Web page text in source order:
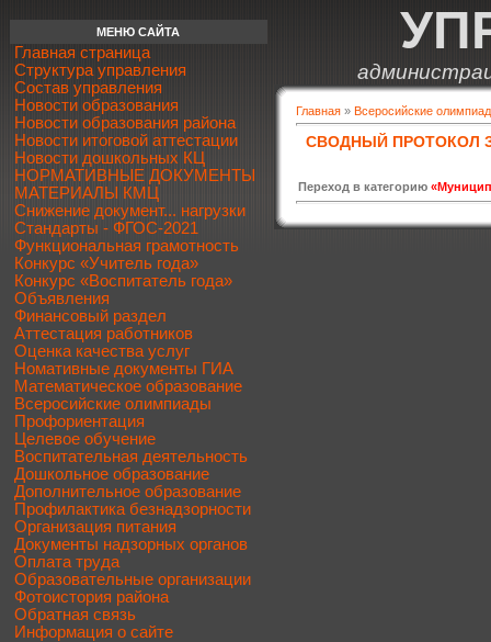
Главная » Всеросийские
СВОДНЫЙ ПРОТОКОЛ
Переход в категорию
МЕНЮ САЙТА
Главная страница
Структура управления
Состав управления
Новости образования
Новости образования района
Новости итоговой аттестации
Новости дошкольных КЦ
НОРМАТИВНЫЕ ДОКУМЕНТЫ
МАТЕРИАЛЫ КМЦ
Снижение документ... нагрузки
Стандарты - ФГОС-2021
Функциональная грамотность
Конкурс «Учитель года»
Конкурс «Воспитатель года»
Объявления
Финансовый раздел
Аттестация работников
Оценка качества услуг
Номативные документы ГИА
Математическое образование
Всеросийские олимпиады
Профориентация
Целевое обучение
Воспитательная деятельность
Дошкольное образование
Дополнительное образование
Профилактика безнадзорности
Организация питания
Документы надзорных органов
Оплата труда
Образовательные организации
Фотоистория района
Обратная связь
Информация о сайте